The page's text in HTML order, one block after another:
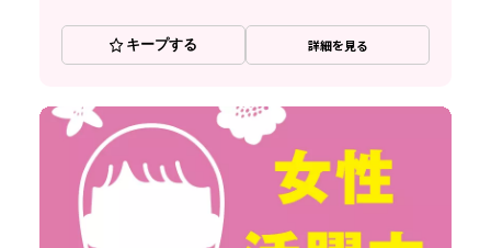
キープする 詳細を見る